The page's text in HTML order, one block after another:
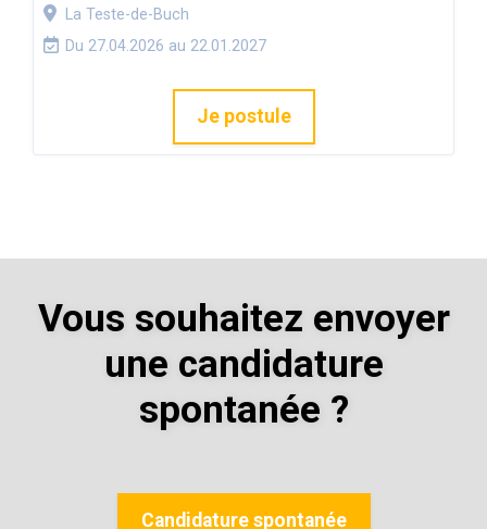
La Teste-de-Buch
Du 27.04.2026 au 22.01.2027
Je postule
Vous souhaitez envoyer
une candidature
spontanée ?
Candidature spontanée